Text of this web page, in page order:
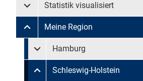
Untermenü Statistik visualisiert
Statistik visualisiert
Untermenü Meine Region
Meine Region
Untermenü überspringen
Untermenü Meine Region
Hamburg
Untermenü Meine Region
Schleswig-Holstein